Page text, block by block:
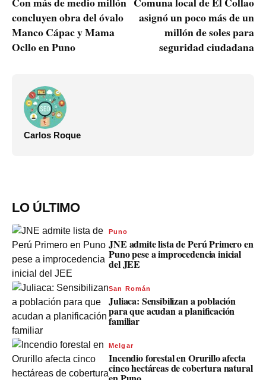
concluyen obra del óvalo
Manco Cápac y Mama
Ocllo en Puno
asignó un poco más de un
millón de soles para
seguridad ciudadana
Carlos Roque
LO ÚLTIMO
Puno
JNE admite lista de Perú Primero en
Puno pese a improcedencia inicial
del JEE
San Román
Juliaca: Sensibilizan a población
para que acudan a planificación
familiar
Melgar
Incendio forestal en Orurillo afecta
cinco hectáreas de cobertura natural